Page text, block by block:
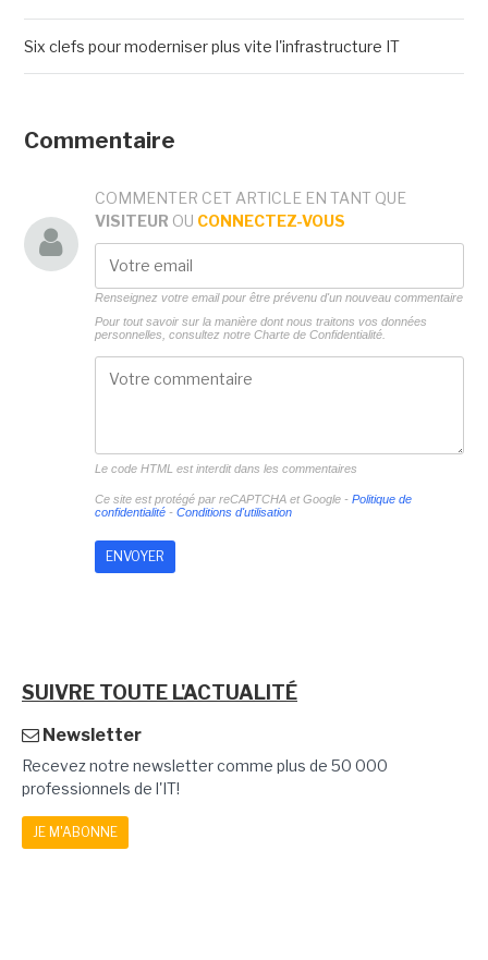
Six clefs pour moderniser plus vite l'infrastructure IT
Commentaire
COMMENTER CET ARTICLE EN TANT QUE
VISITEUR OU CONNECTEZ-VOUS
Renseignez votre email pour être prévenu d'un nouveau commentaire
Pour tout savoir sur la manière dont nous traitons vos données
personnelles, consultez notre Charte de Confidentialité.
Le code HTML est interdit dans les commentaires
Ce site est protégé par reCAPTCHA et Google - Politique de
confidentialité- Conditions d'utilisation
SUIVRE TOUTE L'ACTUALITÉ
Newsletter
Recevez notre newsletter comme plus de 50 000
professionnels de l'IT!
JE M'ABONNE